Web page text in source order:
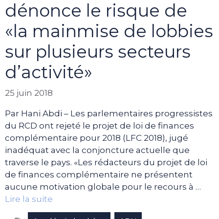
dénonce le risque de
«la mainmise de lobbies
sur plusieurs secteurs
d’activité»
25 juin 2018
Par Hani Abdi – Les parlementaires progressistes
du RCD ont rejeté le projet de loi de finances
complémentaire pour 2018 (LFC 2018), jugé
inadéquat avec la conjoncture actuelle que
traverse le pays. «Les rédacteurs du projet de loi
de finances complémentaire ne présentent
aucune motivation globale pour le recours à …
Lire la suite